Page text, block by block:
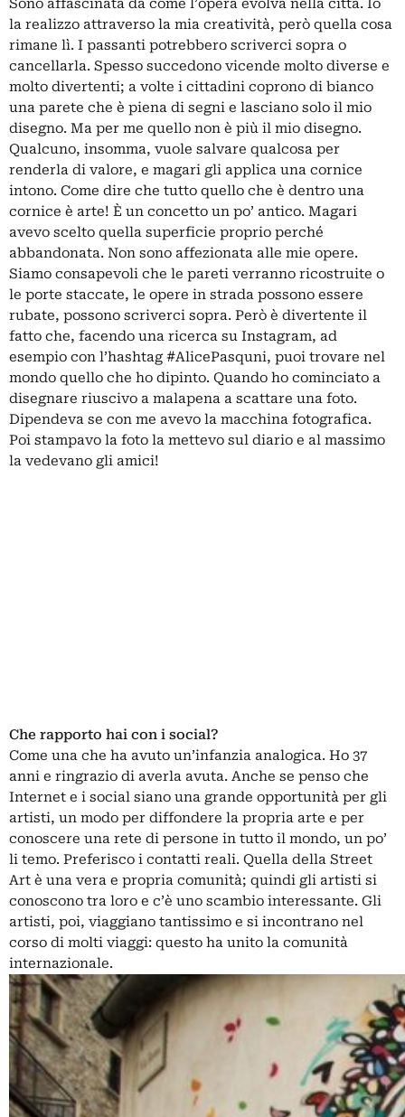
la realizzo attraverso la mia creatività, però quella cosa
rimane lì. I passanti potrebbero scriverci sopra o
cancellarla. Spesso succedono vicende molto diverse e
molto divertenti; a volte i cittadini coprono di bianco
una parete che è piena di segni e lasciano solo il mio
disegno. Ma per me quello non è più il mio disegno.
Qualcuno, insomma, vuole salvare qualcosa per
renderla di valore, e magari gli applica una cornice
intono. Come dire che tutto quello che è dentro una
cornice è arte! È un concetto un po’ antico. Magari
avevo scelto quella superficie proprio perché
abbandonata. Non sono affezionata alle mie opere.
Siamo consapevoli che le pareti verranno ricostruite o
le porte staccate, le opere in strada possono essere
rubate, possono scriverci sopra. Però è divertente il
fatto che, facendo una ricerca su Instagram, ad
esempio con l’hashtag #AlicePasquni, puoi trovare nel
mondo quello che ho dipinto. Quando ho cominciato a
disegnare riuscivo a malapena a scattare una foto.
Dipendeva se con me avevo la macchina fotografica.
Poi stampavo la foto la mettevo sul diario e al massimo
la vedevano gli amici!
Che rapporto hai con i social?
Come una che ha avuto un’infanzia analogica. Ho 37
anni e ringrazio di averla avuta. Anche se penso che
Internet e i social siano una grande opportunità per gli
artisti, un modo per diffondere la propria arte e per
conoscere una rete di persone in tutto il mondo, un po’
li temo. Preferisco i contatti reali. Quella della Street
Art è una vera e propria comunità; quindi gli artisti si
conoscono tra loro e c’è uno scambio interessante. Gli
artisti, poi, viaggiano tantissimo e si incontrano nel
corso di molti viaggi: questo ha unito la comunità
internazionale.